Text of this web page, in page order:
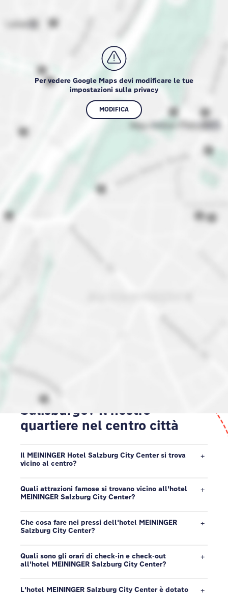
Per vedere Google Maps devi modificare le tue
impostazioni sulla privacy
MODIFICA
Dove alloggiare a
Salisburgo? Il nostro
quartiere nel centro città
Il MEININGER Hotel Salzburg City Center si trova
vicino al centro?
Quali attrazioni famose si trovano vicino all'hotel
MEININGER Salzburg City Center?
Che cosa fare nei pressi dell'hotel MEININGER
Salzburg City Center?
Quali sono gli orari di check-in e check-out
all'hotel MEININGER Salzburg City Center?
L'hotel MEININGER Salzburg City Center è dotato